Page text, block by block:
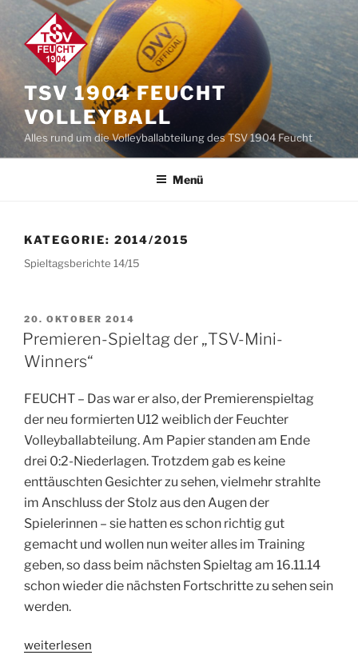
Inhalt
springen
TSV 1904 FEUCHT
VOLLEYBALL
Alles rund um die Volleyballabteilung des TSV 1904 Feucht
Menü
KATEGORIE: 2014/2015
Spieltagsberichte 14/15
VERÖFFENTLICHT
AM
20. OKTOBER 2014
Premieren-Spieltag der „TSV-Mini-
Winners“
FEUCHT – Das war er also, der Premierenspieltag
der neu formierten U12 weiblich der Feuchter
Volleyballabteilung. Am Papier standen am Ende
drei 0:2-Niederlagen. Trotzdem gab es keine
enttäuschten Gesichter zu sehen, vielmehr strahlte
im Anschluss der Stolz aus den Augen der
Spielerinnen – sie hatten es schon richtig gut
gemacht und wollen nun weiter alles im Training
geben, so dass beim nächsten Spieltag am 16.11.14
schon wieder die nächsten Fortschritte zu sehen sein
werden.
„Premieren-
weiterlesen